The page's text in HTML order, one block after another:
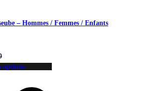
– Hommes / Femmes / Enfants
options